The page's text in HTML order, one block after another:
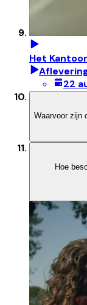
Het
22
Waarvoor zijn
Hoe